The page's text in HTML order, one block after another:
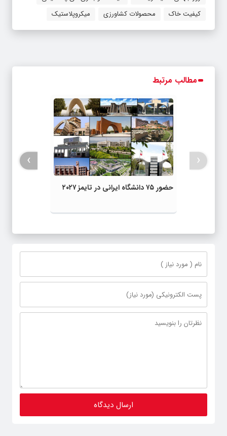
کیفیت خاک
محصولات کشاورزی میکروپلاستیک‌
مطالب مرتبط
حضور ۷۵ دانشگاه ایرانی در تایمز ۲۰۲۷
‹
›